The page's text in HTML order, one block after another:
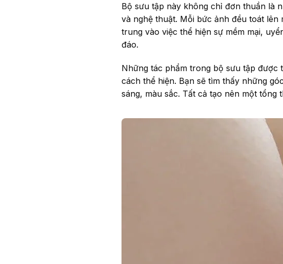
Bộ sưu tập này không chỉ đơn thuần là
và nghệ thuật. Mỗi bức ảnh đều toát
trung vào việc thể hiện sự mềm mại,
đáo.
Những tác phẩm trong bộ sưu tập được
cách thể hiện. Bạn sẽ tìm thấy những
sáng, màu sắc. Tất cả tạo nên một tổng